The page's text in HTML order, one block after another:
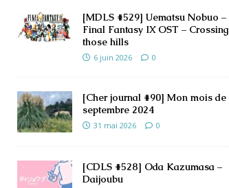
[MDLS #529] Uematsu Nobuo –
Final Fantasy IX OST – Crossing
those hills
6 juin 2026 0
[Cher journal #90] Mon mois de
septembre 2024
31 mai 2026 0
[CDLS #528] Oda Kazumasa –
Daijoubu